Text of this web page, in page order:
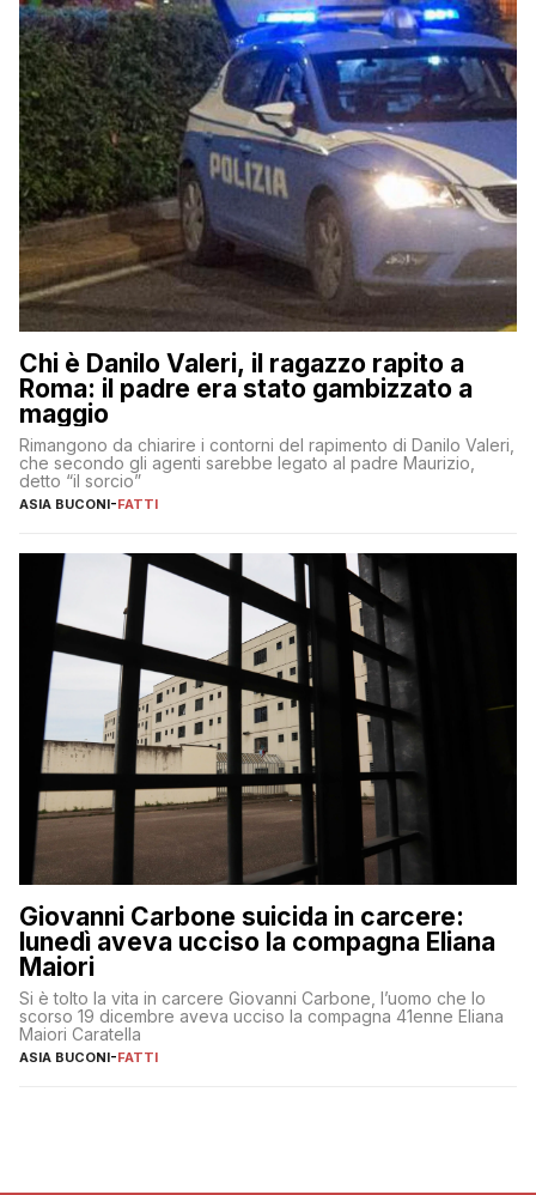
Chi è Danilo Valeri, il ragazzo rapito a
Roma: il padre era stato gambizzato a
maggio
Rimangono da chiarire i contorni del rapimento di Danilo Valeri,
che secondo gli agenti sarebbe legato al padre Maurizio,
detto “il sorcio”
ASIA BUCONI-FATTI
Giovanni Carbone suicida in carcere:
lunedì aveva ucciso la compagna Eliana
Maiori
Si è tolto la vita in carcere Giovanni Carbone, l’uomo che lo
scorso 19 dicembre aveva ucciso la compagna 41enne Eliana
Maiori Caratella
ASIA BUCONI-FATTI